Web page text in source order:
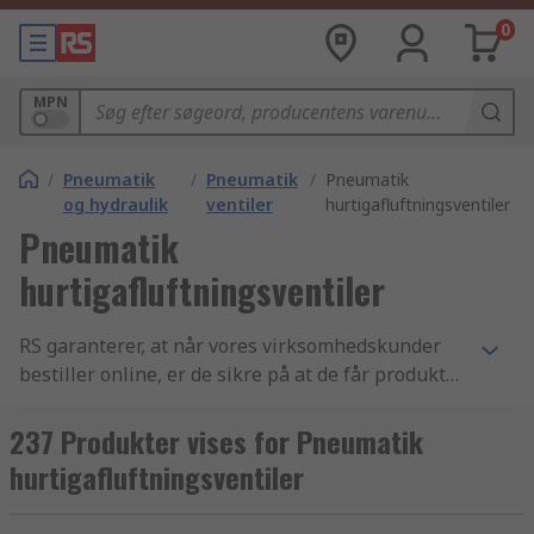
0
MPN
/ Pneumatik
og hydraulik
/ Pneumatik
ventiler
/ Pneumatik
hurtigafluftningsventiler
Pneumatik
hurtigafluftningsventiler
RS garanterer, at når vores virksomhedskunder
bestiller online, er de sikre på at de får produkter
sikkerhedsstandarder - vores omdømme er
bygget på god kundeservice. Vores udvalg af
Trykluft udblæsningsventil og overtryksventil
237 Produkter vises for Pneumatik
hurtigafluftningsventiler